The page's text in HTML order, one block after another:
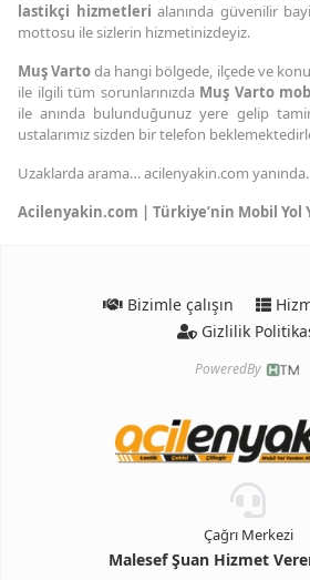
lastikçi hizmetlerialanında güvenilir
mottosu ile sizlerin hizmetinizdeyiz.
Muş Vartoda hangi bölgede, ilçede ve
ile ilgili tüm sorunlarınızda Muş Varto
ile anında bulunduğunuz yere gelip
ustalarımız sizden bir telefon
Uzaklarda arama… acilenyakin.com
Acilenyakin.com | Türkiye’nin Mobil Yol
Bizimle çalışın
Gizlilik
PoweredBy
Çağrı Merkezi
Malesef Şuan Hizmet